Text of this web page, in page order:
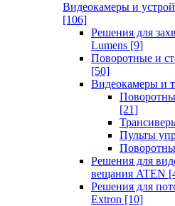
Видеокамеры и
[106]
Решения для
Lumens [9]
Поворотные и
[50]
Видеокамеры и
[21]
Пульты
Решения для
вещания ATEN
Решения для
Extron [10]